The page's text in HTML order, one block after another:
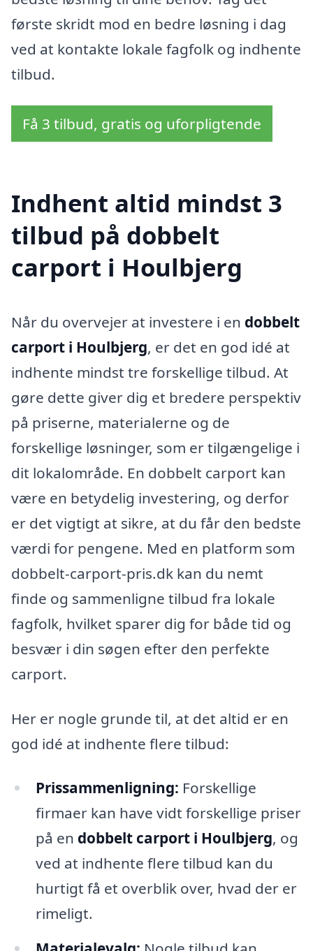
første skridt mod en bedre løsning i dag
ved at kontakte lokale fagfolk og indhente
tilbud.
Få 3 tilbud, gratis og uforpligtende
Indhent altid mindst 3
tilbud på dobbelt
carport i Houlbjerg
Når du overvejer at investere i en dobbelt
carport i Houlbjerg, er det en god idé at
indhente mindst tre forskellige tilbud. At
gøre dette giver dig et bredere perspektiv
på priserne, materialerne og de
forskellige løsninger, som er tilgængelige i
dit lokalområde. En dobbelt carport kan
være en betydelig investering, og derfor
er det vigtigt at sikre, at du får den bedste
værdi for pengene. Med en platform som
dobbelt-carport-pris.dk kan du nemt
finde og sammenligne tilbud fra lokale
fagfolk, hvilket sparer dig for både tid og
besvær i din søgen efter den perfekte
carport.
Her er nogle grunde til, at det altid er en
god idé at indhente flere tilbud:
Prissammenligning: Forskellige
firmaer kan have vidt forskellige priser
på en dobbelt carport i Houlbjerg, og
ved at indhente flere tilbud kan du
hurtigt få et overblik over, hvad der er
rimeligt.